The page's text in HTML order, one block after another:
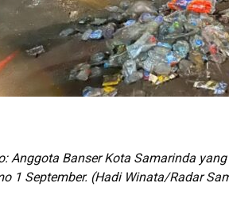
Anggota Banser Kota Samarinda
1 September. (Hadi Winata/Radar